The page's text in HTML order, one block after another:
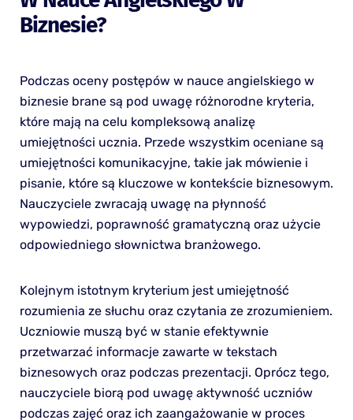
Biznesie?
Podczas oceny postępów w nauce angielskiego w
biznesie brane są pod uwagę różnorodne kryteria,
które mają na celu kompleksową analizę
umiejętności ucznia. Przede wszystkim oceniane są
umiejętności komunikacyjne, takie jak mówienie i
pisanie, które są kluczowe w kontekście biznesowym.
Nauczyciele zwracają uwagę na płynność
wypowiedzi, poprawność gramatyczną oraz użycie
odpowiedniego słownictwa branżowego.
Kolejnym istotnym kryterium jest umiejętność
rozumienia ze słuchu oraz czytania ze zrozumieniem.
Uczniowie muszą być w stanie efektywnie
przetwarzać informacje zawarte w tekstach
biznesowych oraz podczas prezentacji. Oprócz tego,
nauczyciele biorą pod uwagę aktywność uczniów
podczas zajęć oraz ich zaangażowanie w proces